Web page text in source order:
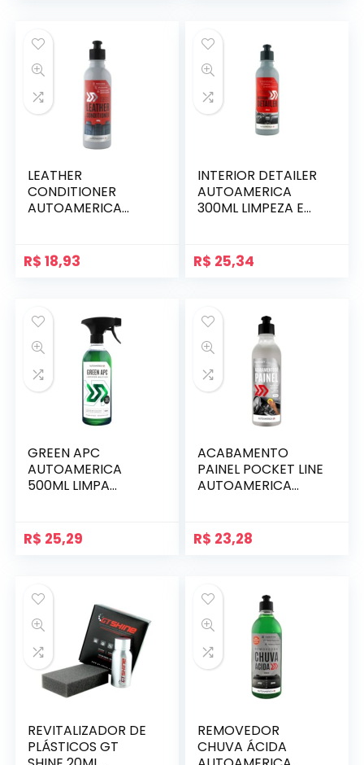
LEATHER
CONDITIONER
AUTOAMERICA
R$ 18,93
INTERIOR DETAILER
AUTOAMERICA
300ML LIMPEZA E
R$ 25,34
GREEN APC
AUTOAMERICA
500ML LIMPA
R$ 25,29
ACABAMENTO
PAINEL POCKET LINE
AUTOAMERICA
R$ 23,28
REVITALIZADOR DE
PLÁSTICOS GT
REMOVEDOR
CHUVA ÁCIDA